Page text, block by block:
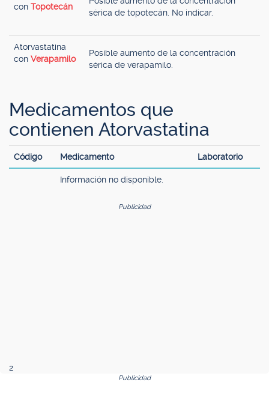
con Topotecán
sérica de topotecán. No indicar.
Atorvastatina
con Verapamilo
Posible aumento de la concentración
sérica de verapamilo.
Medicamentos que
contienen Atorvastatina
Código Medicamento Laboratorio
Información no disponible.
Publicidad
2
Publicidad